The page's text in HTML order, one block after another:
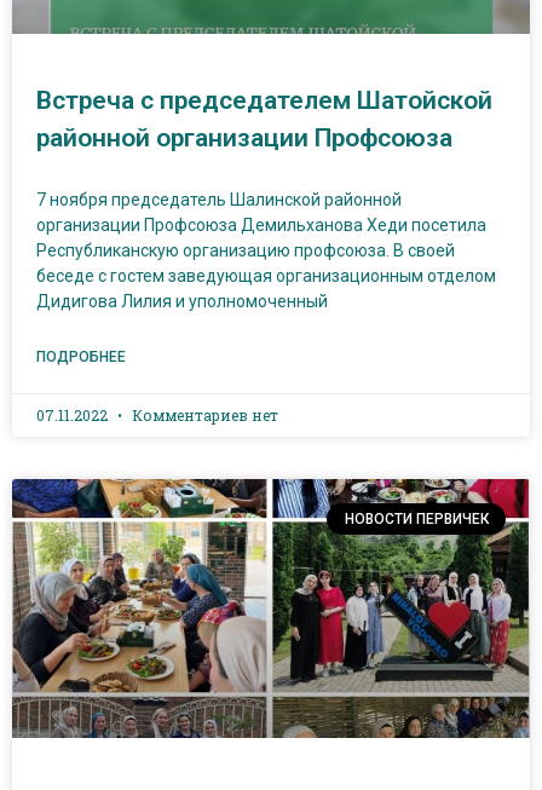
Встреча с председателем Шатойской
районной организации Профсоюза
7 ноября председатель Шалинской районной
организации Профсоюза Демильханова Хеди посетила
Республиканскую организацию профсоюза. В своей
беседе с гостем заведующая организационным отделом
Дидигова Лилия и уполномоченный
ПОДРОБНЕЕ
07.11.2022 Комментариев нет
НОВОСТИ ПЕРВИЧЕК